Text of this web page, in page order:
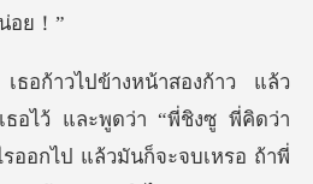
ธอไว้ และพูดว่า “พี่ชิงซู พี่คิดว่า
รออก